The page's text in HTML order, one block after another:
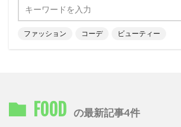
ファッション コーデ ビューティー
FOOD の最新記事4件